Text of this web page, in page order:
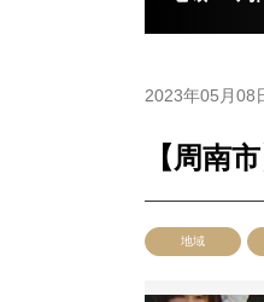
2023年05月08
【周南
地域